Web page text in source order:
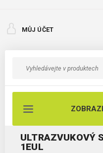
MŮJ ÚČET
ULTRAZVUKOVÝ
1EUL